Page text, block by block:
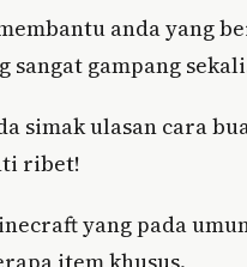
anda yang
gampang
simak ulasan cara
ribet!
yang pada